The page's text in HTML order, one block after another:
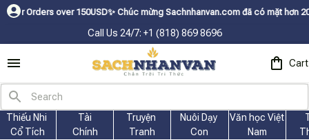
150USDㅤ✨Chúc mừng Sachnhanvan.com đã có mặt hơn 200 quốc gia
Call Us 24/7: +1 (818) 869 8696
Cart
Thiếu Nhi
Cổ Tích
Tài
Chính
Truyện
Tranh
Nuôi Dạy
Con
Văn học Việt
Nam